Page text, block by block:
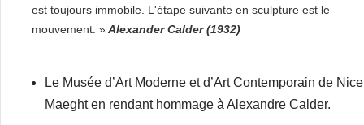
est toujours immobile. L'étape suivante en sculpture est le
mouvement. »Alexander Calder (1932)
Le Musée d’Art Moderne et d’Art Contemporain de
Maeght en rendant hommage à Alexandre Calder.